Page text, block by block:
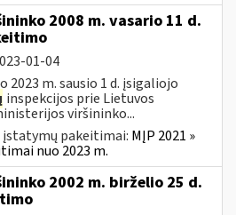
2008 m. vasario 11 d.
01-04
2023 m. sausio 1 d. įsigaliojo
inspekcijos prie Lietuvos
viršininko...
įstatymų pakeitimai: MĮP 2021 »
nuo 2023 m.
2002 m. birželio 25 d.